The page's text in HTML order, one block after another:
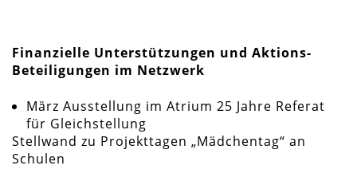
Finanzielle Unterstützungen und Aktions-
Beteiligungen im Netzwerk
März Ausstellung im Atrium 25 Jahre Referat
für Gleichstellung
Stellwand zu Projekttagen „Mädchentag“ an
Schulen